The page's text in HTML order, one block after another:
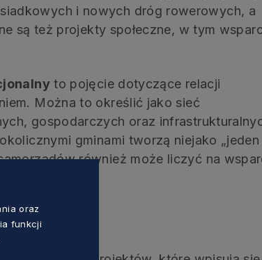
i nowych dróg rowerowych, a
są też projekty społeczne, w tym
to pojęcie dotyczące relacji
Można to określić jako sieć
gospodarczych oraz
gminami tworzą niejako „jeden
również może liczyć na
oraz
funkcji